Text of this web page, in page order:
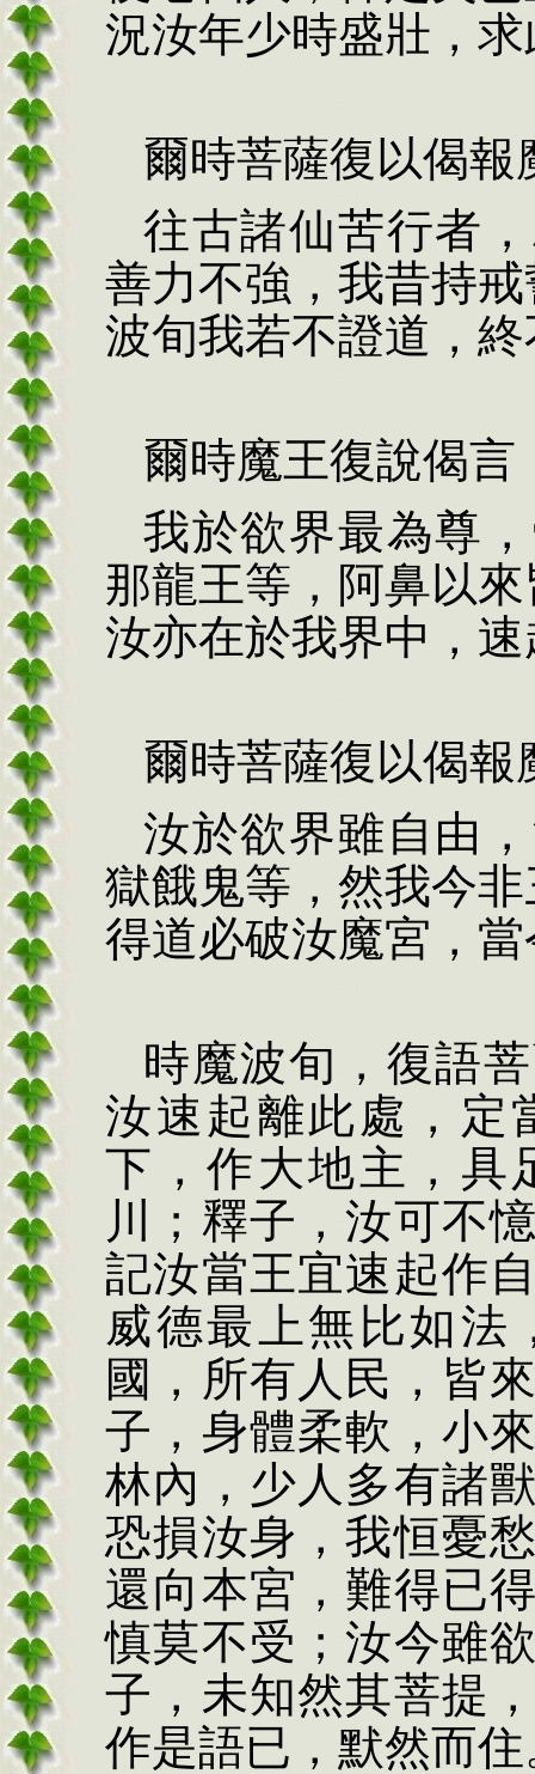
況汝年少時盛壯，
爾時菩薩復以偈報
往古諸仙苦行者
善力不強，我昔持
波旬我若不證道，
爾時魔王復說偈言
我於欲界最為尊
那龍王等，阿鼻以
汝亦在於我界中，
爾時菩薩復以偈報
汝於欲界雖自由
獄餓鬼等，然我今
得道必破汝魔宮，
時魔波旬，復語
汝速起離此處，定
下，作大地主，具
川；釋子，汝可不
記汝當王宜速起作
威德最上無比如法
國，所有人民，皆
子，身體柔軟，小
林內，少人多有諸
恐損汝身，我恒憂
還向本宮，難得已
慎莫不受；汝今雖
子，未知然其菩提
作是語已，默然而住